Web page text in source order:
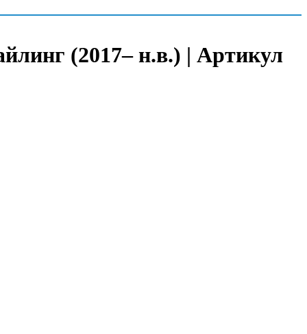
(2017– н.в.) | Артикул